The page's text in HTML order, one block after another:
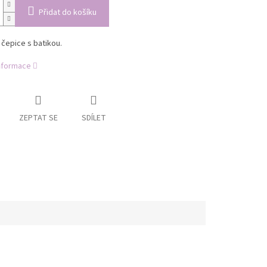
Přidat do košíku
s batikou.
ZEPTAT SE SDÍLET